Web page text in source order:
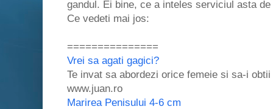
gandul. Ei bine, ce a inteles serviciul asta
Ce vedeti mai jos:
===============
Vrei sa agati gagici?
Te invat sa abordezi orice femeie si sa-i
www.juan.ro
Marirea Penisului 4-6 cm